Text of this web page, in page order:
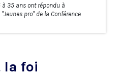
à 35 ans ont répondu à
pro" de la Conférence
la foi